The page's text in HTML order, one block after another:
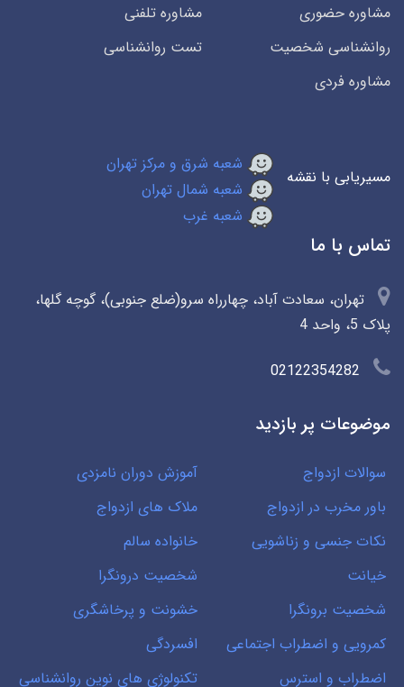
مشاوره حضوری
مشاوره تلفنی
روانشناسی شخصیت
تست روانشناسی
مشاوره فردی
مسیریابی با نقشه
شعبه شرق و مرکز تهران
شعبه شمال تهران
شعبه غرب
تماس با ما
تهران، سعادت آباد، چهارراه سرو(ضلع جنوبی)، گوچه گلها،
پلاک 5، واحد 4
02122354282
موضوعات پر بازدید
سوالات ازدواج
آموزش دوران نامزدی
باور مخرب در ازدواج
ملاک های ازدواج
نکات جنسی و زناشویی
خانواده سالم
خیانت
شخصیت درونگرا
شخصیت برونگرا
خشونت و پرخاشگری
کمرویی و اضطراب اجتماعی
افسردگی
اضطراب و استرس
تکنولوژی های نوین روانشناسی